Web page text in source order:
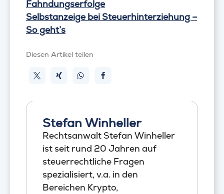
Fahndungserfolge
Selbstanzeige bei Steuerhinterziehung –
So geht’s
Diesen Artikel teilen
Stefan Winheller
Rechtsanwalt Stefan Winheller
ist seit rund 20 Jahren auf
steuerrechtliche Fragen
spezialisiert, v.a. in den
Bereichen Krypto,